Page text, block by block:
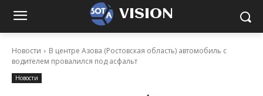
VISION
Новости
В центре Азова (Ростовская область) автомобиль с
водителем провалился под асфальт
Новости